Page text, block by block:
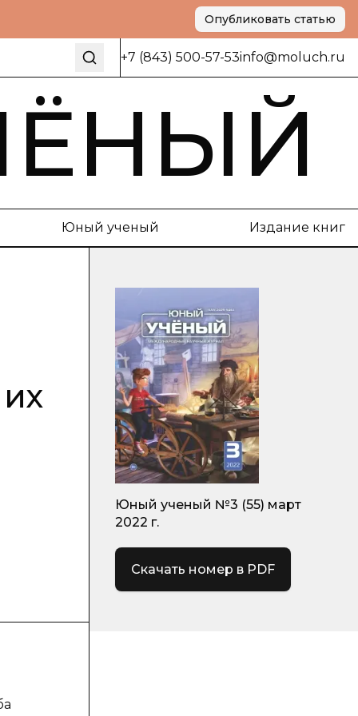
Опубликовать статью
+7 (843) 500-57-53info@moluch.ru
Юный ученый Издание книг
Юный ученый №3 (55) март
2022 г.
Скачать номер в PDF